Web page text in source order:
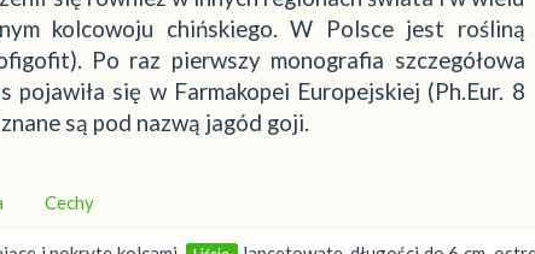
kolcowoju chińskiego. W Polsce jest rośliną
Po raz pierwszy monografia szczegółowa
się w Farmakopei Europejskiej (Ph.Eur. 8
są pod nazwą jagód goji.
Cechy